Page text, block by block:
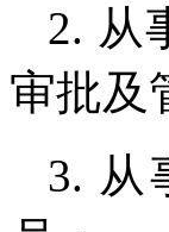
2. 从
审批及
3. 从